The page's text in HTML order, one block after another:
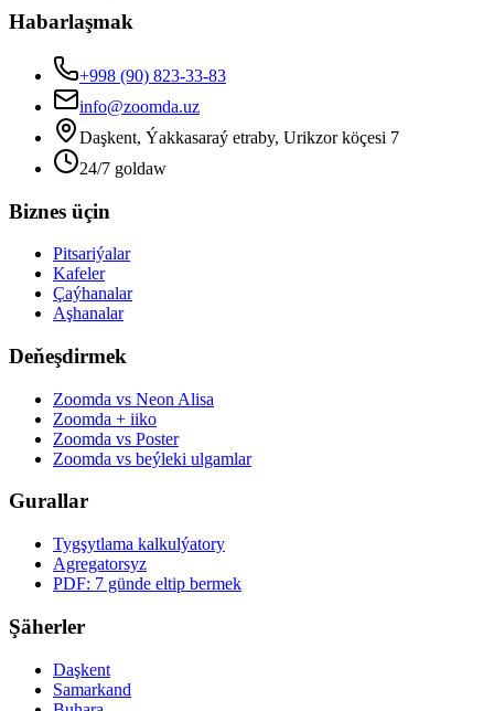
Habarlaşmak
+998 (90) 823-33-83
info@zoomda.uz
Daşkent, Ýakkasaraý etraby, Urikzor köçesi 7
24/7 goldaw
Biznes üçin
Pitsariýalar
Kafeler
Çaýhanalar
Aşhanalar
Deňeşdirmek
Zoomda vs Neon Alisa
Zoomda + iiko
Zoomda vs Poster
Zoomda vs beýleki ulgamlar
Gurallar
Tygşytlama kalkulýatory
Agregatorsyz
PDF: 7 günde eltip bermek
Şäherler
Daşkent
Samarkand